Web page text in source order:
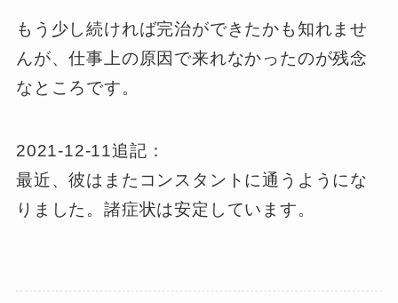
もう少し続ければ完治ができたかも知れませ
んが、仕事上の原因で来れなかったのが残念
なところです。
2021-12-11追記：
最近、彼はまたコンスタントに通うようにな
りました。諸症状は安定しています。